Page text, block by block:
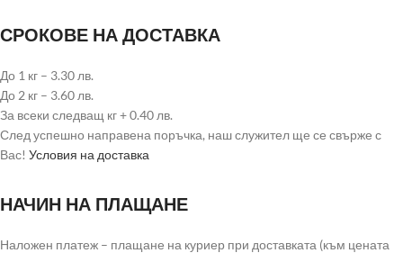
СРОКОВЕ НА ДОСТАВКА
До 1 кг – 3.30 лв.
До 2 кг – 3.60 лв.
За всеки следващ кг + 0.40 лв.
След успешно направена поръчка, наш служител ще се свърже с
Вас! Условия на доставка
НАЧИН НА ПЛАЩАНЕ
Наложен платеж – плащане на куриер при доставката (към цената